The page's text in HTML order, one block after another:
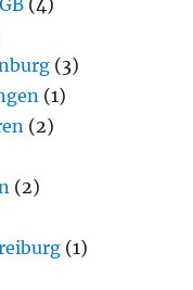
(3)
(1)
(2)
(2)
(1)